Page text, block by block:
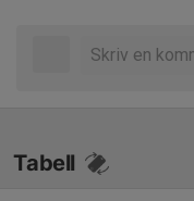
Tabell